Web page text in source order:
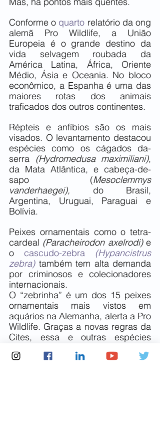
Conforme o quarto relatório da ong
alemã Pro Wildlife, a União
Europeia é o grande destino da
vida selvagem roubada da
América Latina, África, Oriente
Médio, Ásia e Oceania. No bloco
econômico, a Espanha é uma das
maiores rotas dos animais
traficados dos outros continentes.
Répteis e anfíbios são os mais
visados. O levantamento destacou
espécies como os cágados da-
serra (Hydromedusa maximiliani),
da Mata Atlântica, e cabeça-de-
sapo (Mesoclemmys
vanderhaegei), do Brasil,
Argentina, Uruguai, Paraguai e
Bolívia.
Peixes ornamentais como o tetra-
cardeal (Paracheirodon axelrodi) e
o cascudo-zebra (Hypancistrus
zebra) também tem alta demanda
por criminosos e colecionadores
internacionais.
O “zebrinha” é um dos 15 peixes
ornamentais mais vistos em
aquários na Alemanha, alerta a Pro
Wildlife. Graças a novas regras da
Cites, essa e outras espécies
donos junto aos órgãos públicos